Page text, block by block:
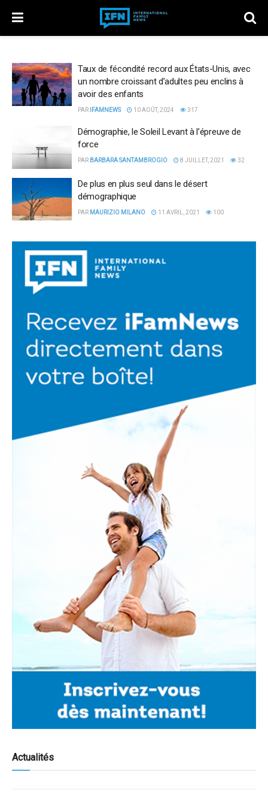
Taux de fécondité record aux États-Unis, avec
un nombre croissant d’adultes peu enclins à
avoir des enfants
PAR IFAMNEWS 10 AOÛT, 2024 317
Démographie, le Soleil Levant à l’épreuve de
force
PAR BARBARA SANTAMBROGIO 8 JUILLET, 2021 32
De plus en plus seul dans le désert
démographique
PAR MAURIZIO MILANO 11 AVRIL, 2021 100
Actualités